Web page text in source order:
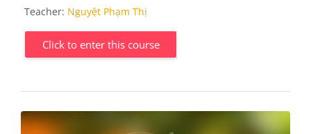
Teacher: Nguyệt Phạm Thị
Click to enter this course